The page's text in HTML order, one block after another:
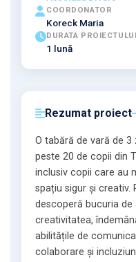
COORDONATOR
Koreck Maria
DURATA PROIECTULUI
1 lună
Rezumat proiect
O tabără de vară de
peste 20 de copii din
inclusiv copii care au
spațiu sigur și creativ.
descoperă bucuria
creativitatea,
abilitățile de
colaborare și